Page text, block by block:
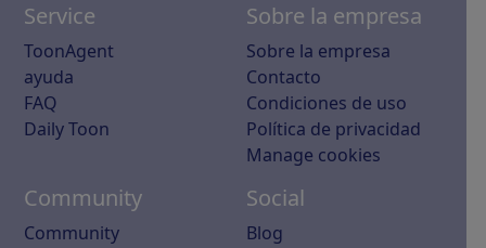
Service
ToonAgent
ayuda
FAQ
Daily Toon
Sobre la empresa
Sobre la empresa
Contacto
Condiciones de uso
Política de privacidad
Manage cookies
Community
Community
Social
Blog